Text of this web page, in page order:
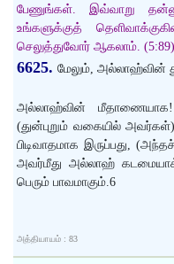
பேணுங்கள். இவ்வாறு
உங்களுக்குத்
செலுத்துவோர் ஆகலாம். (5:89)
6625. மேலும், அல்லாஹ்வின்
அல்லாஹ்வின் மீதாணையாக!
(துன்புறும் வகையில்
பிடிவாதமாக இருப்பது,
அவர்மீது அல்லாஹ்
பெரும் பாவமாகும்.6
அத்தியாயம் : 83